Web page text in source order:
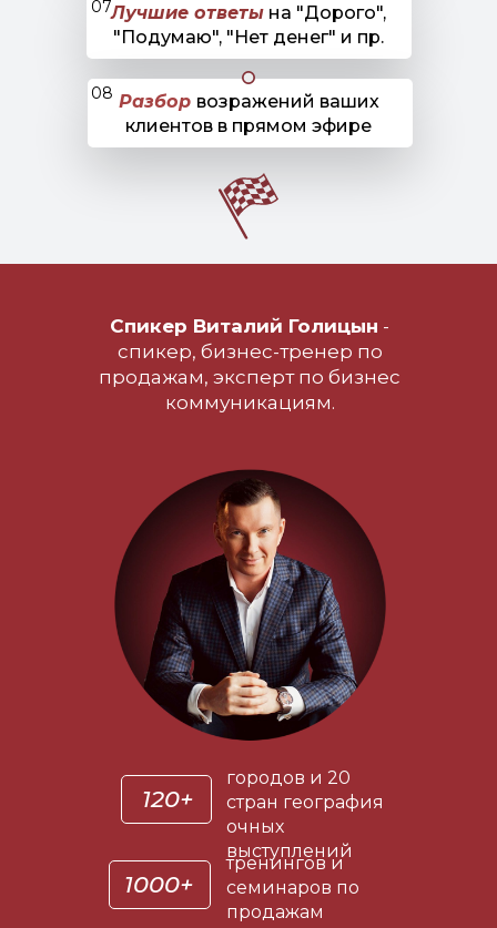
Лучшие ответы на "Дорого",
"Подумаю", "Нет денег" и пр.
07
Разбор возражений ваших
клиентов в прямом эфире
08
Спикер Виталий Голицын -
спикер, бизнеc-тренер по
продажам, эксперт по бизнес
коммуникациям.
городов и 20
стран география
очных
выступлений
120+
тренингов и
семинаров по
продажам
1000+